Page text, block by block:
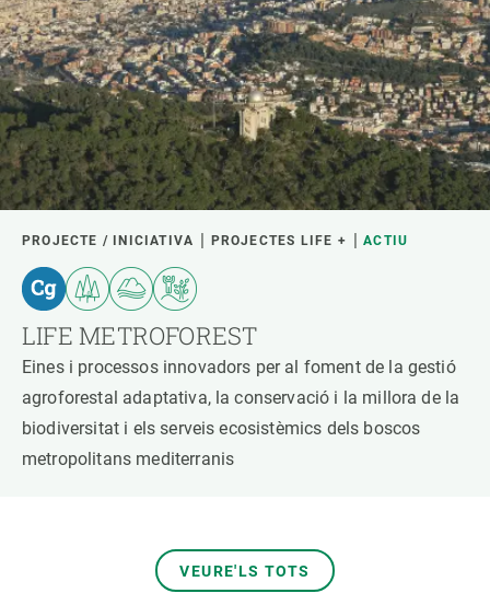
PROJECTE / INICIATIVA PROJECTES LIFE + ACTIU
LIFE METROFOREST
Eines i processos innovadors per al foment de la gestió
agroforestal adaptativa, la conservació i la millora de la
biodiversitat i els serveis ecosistèmics dels boscos
metropolitans mediterranis
VEURE'LS TOTS